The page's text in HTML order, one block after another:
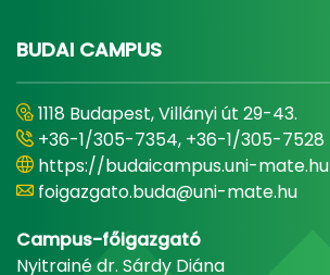
BUDAI CAMPUS
1118 Budapest, Villányi út 29-43.
+36-1/305-7354, +36-1/305-7528
https://budaicampus.uni-mate.hu
foigazgato.buda@uni-mate.hu
Campus-főigazgató
Nyitrainé dr. Sárdy Diána